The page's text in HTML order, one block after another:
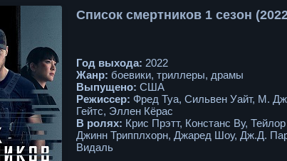
Список смертников 1 сезон
Год выхода: 2022
Жанр: боевики, триллеры, драмы
Выпущено: США
Режиссер: Фред Туа, Сильвен Уайт, М.
Гейтс, Эллен Кёрас
В ролях: Крис Прэтт, Констанс Ву,
Джинн Трипплхорн, Джаред Шоу, Дж.Д.
Видаль